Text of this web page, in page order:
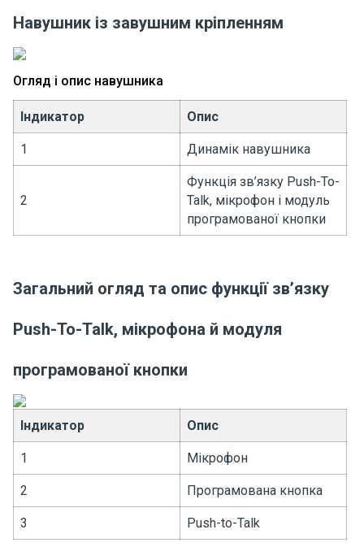
Навушник із завушним кріпленням
Огляд і опис навушника
Індикатор Опис
1 Динамік навушника
2
Функція зв’язку Push-To-
Talk, мікрофон і модуль
програмованої кнопки
Загальний огляд та опис функції зв’язку
Push-To-Talk, мікрофона й модуля
програмованої кнопки
Індикатор Опис
1 Мікрофон
2 Програмована кнопка
3 Push-to-Talk